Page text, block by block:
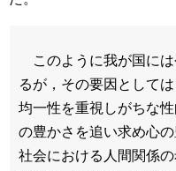
このように我が国には
るが，その要因として
均一性を重視しがちな
の豊かさを追い求め心
社会における人間関係